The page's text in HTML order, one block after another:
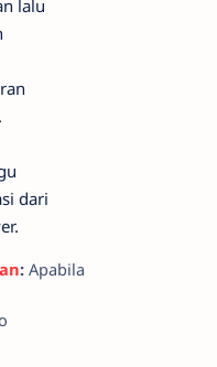
lalu
dari
: Apabila